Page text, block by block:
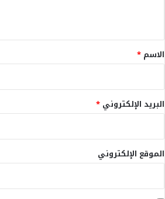
*
الاسم *
البريد الإلكتروني *
الموقع الإلكتروني